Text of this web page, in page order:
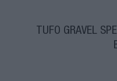
TUFO GRAVEL